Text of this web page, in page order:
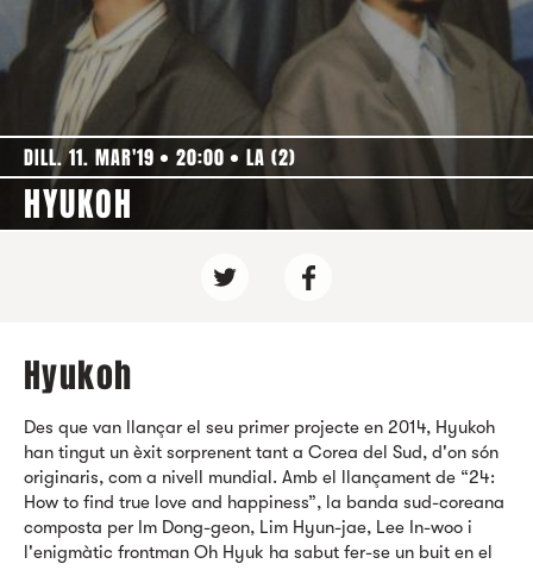
DILL. 11. MAR'19 20:00 LA (2)
HYUKOH
Hyukoh
Des que van llançar el seu primer projecte en 2014, Hyukoh
han tingut un èxit sorprenent tant a Corea del Sud, d'on són
originaris, com a nivell mundial. Amb el llançament de “24:
How to find true love and happiness”, la banda sud-coreana
composta per Im Dong-geon, Lim Hyun-jae, Lee In-woo i
l'enigmàtic frontman Oh Hyuk ha sabut fer-se un buit en el